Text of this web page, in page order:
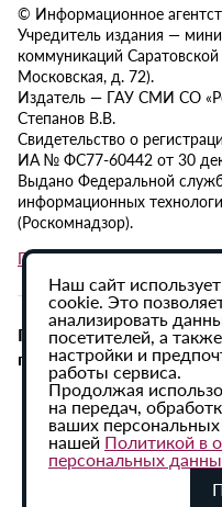
© Информационное
Учредитель издания —
коммуникаций
Московская, д. 72).
Издатель — ГАУ СМИ СО
Степанов В.В.
Свидетельство о
ИА № ФС77-60442 от 30
Выдано Федеральной
информационных
(Роскомнадзор).
Политика в отношении
При использовании
гиперссылка на ИА
Наш сайт
cookie. Это
анализировать
посетителей, а
настройки и
работы сервиса.
Продолжая
на передач,
ваших
нашей Политикой в
персональных